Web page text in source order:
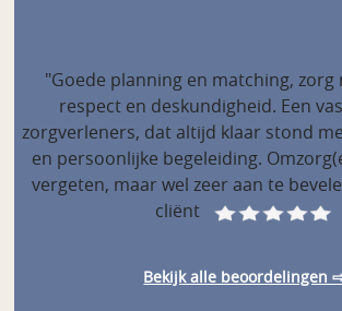
"Goede planning en matching, zorg
respect en deskundigheid. Een
zorgverleners, dat altijd klaar stond
en persoonlijke begeleiding.
vergeten, maar wel zeer aan te
cliënt
Bekijk alle beoordelingen